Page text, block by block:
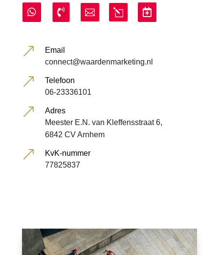
   l 
&
Email
connect@waardenmarketing.nl
&
Telefoon
06-23336101
&
Adres
Meester E.N. van Kleffensstraat 6,
6842 CV Arnhem
&
KvK-nummer
77825837